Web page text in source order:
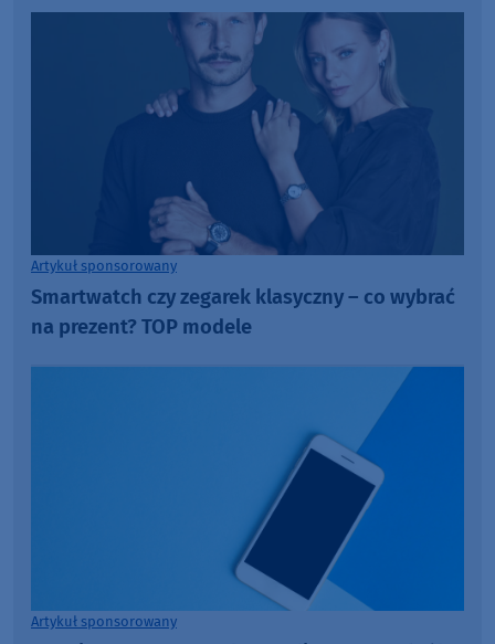
Artykuł sponsorowany
Smartwatch czy zegarek klasyczny – co wybrać
na prezent? TOP modele
Artykuł sponsorowany